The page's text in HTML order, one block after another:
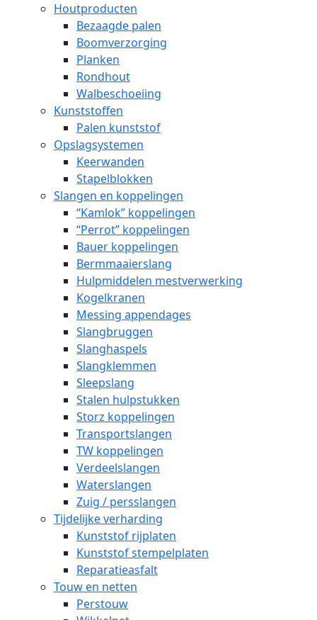
Houtproducten
Bezaagde palen
Boomverzorging
Planken
Rondhout
Walbeschoeiing
Kunststoffen
Palen kunststof
Opslagsystemen
Keerwanden
Stapelblokken
Slangen en koppelingen
“Kamlok” koppelingen
“Perrot” koppelingen
Bauer koppelingen
Bermmaaierslang
Hulpmiddelen mestverwerking
Kogelkranen
Messing appendages
Slangbruggen
Slanghaspels
Slangklemmen
Sleepslang
Stalen hulpstukken
Storz koppelingen
Transportslangen
TW koppelingen
Verdeelslangen
Waterslangen
Zuig / persslangen
Tijdelijke verharding
Kunststof rijplaten
Kunststof stempelplaten
Reparatieasfalt
Touw en netten
Perstouw